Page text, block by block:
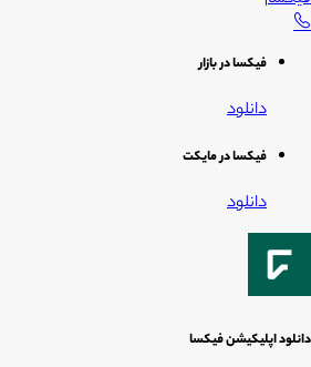
فیکسا در بازار
دانلود
فیکسا در مایکت
دانلود
دانلود اپلیکیشن فیکسا